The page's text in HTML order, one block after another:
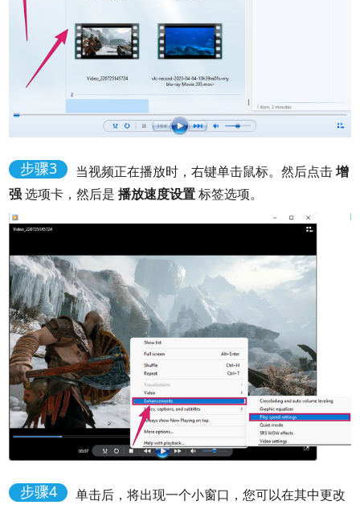
步骤3 当视频正在播放时，右键单击鼠标。然后点击增
强选项卡，然后是播放速度设置标签选项。
步骤4
单击后，将出现一个小窗口，您可以在其中更改